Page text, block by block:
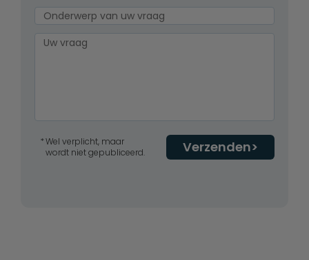
Verzenden
Wel verplicht, maar
wordt niet gepubliceerd.